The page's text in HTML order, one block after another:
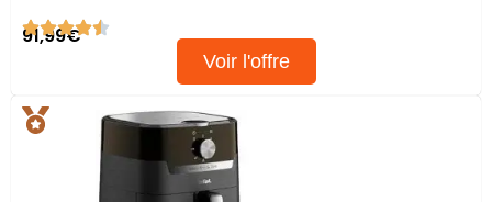
91,99€
Voir l'offre